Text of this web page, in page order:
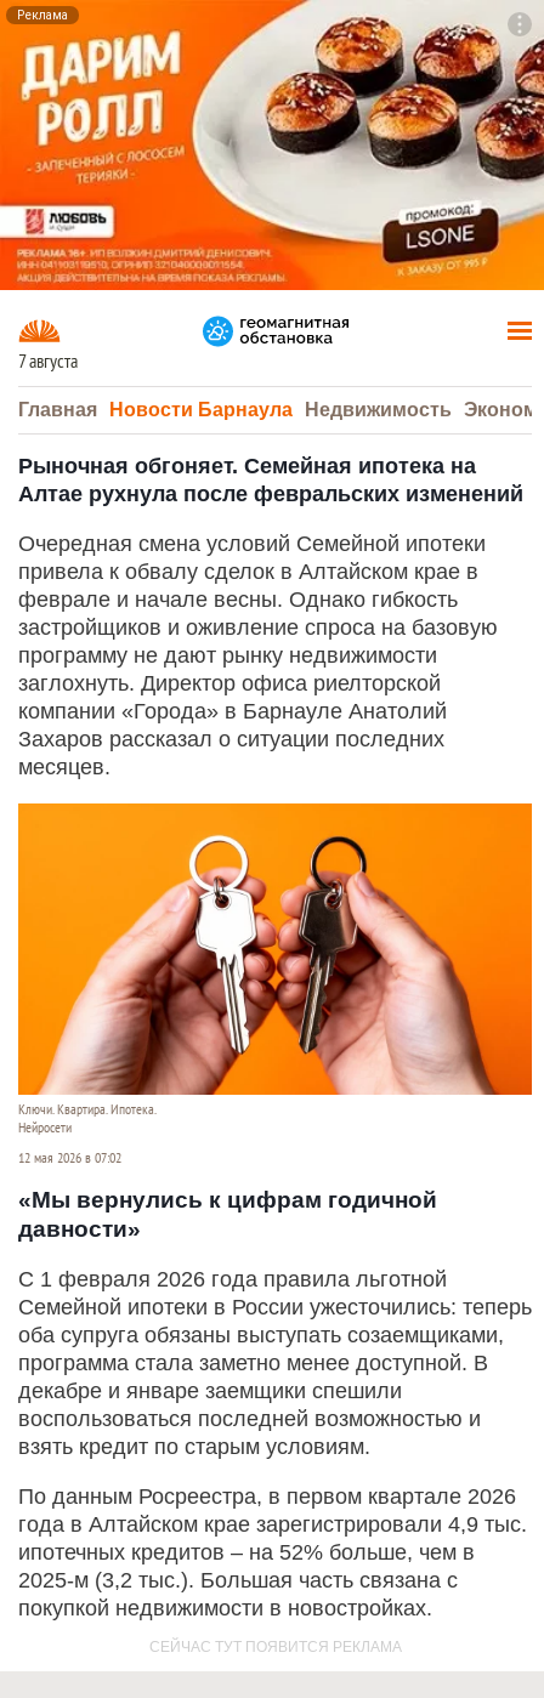
Реклама
7 августа
Главная Новости Барнаула Недвижимость
Рыночная обгоняет. Семейная ипотека на
Алтае рухнула после февральских изменений
Очередная смена условий Семейной ипотеки
привела к обвалу сделок в Алтайском крае в
феврале и начале весны. Однако гибкость
застройщиков и оживление спроса на базовую
программу не дают рынку недвижимости
заглохнуть. Директор офиса риелторской
компании «Города» в Барнауле Анатолий
Захаров рассказал о ситуации последних
месяцев.
Ключи. Квартира. Ипотека.
Нейросети
12 мая 2026 в 07:02
«Мы вернулись к цифрам годичной
давности»
С 1 февраля 2026 года правила льготной
Семейной ипотеки в России ужесточились: теперь
оба супруга обязаны выступать созаемщиками,
программа стала заметно менее доступной. В
декабре и январе заемщики спешили
воспользоваться последней возможностью и
взять кредит по старым условиям.
По данным Росреестра, в первом квартале 2026
года в Алтайском крае зарегистрировали 4,9 тыс.
ипотечных кредитов – на 52% больше, чем в
2025-м (3,2 тыс.). Большая часть связана с
покупкой недвижимости в новостройках.